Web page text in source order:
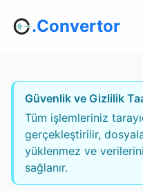
.Convertor
Güvenlik ve Gizlilik
Tüm işlemleriniz
gerçekleştirilir,
yüklenmez ve
sağlanır.